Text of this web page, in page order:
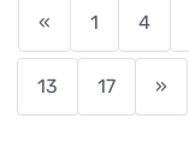
« 1 4
13 17 »